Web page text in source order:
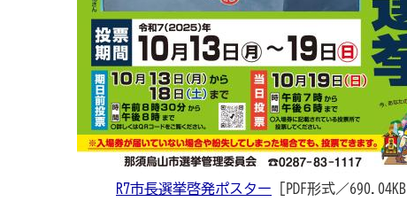
R7市長選挙啓発ポスター [PDF形式／690.04KB]